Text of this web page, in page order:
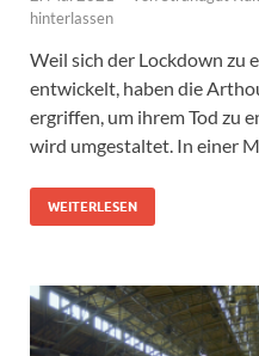
hinterlassen
Weil sich der Lockdown zu
entwickelt, haben die
ergriffen, um ihrem Tod zu
wird umgestaltet. In einer
WEITERLESEN